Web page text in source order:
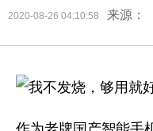
2020-08-26 04:10:58 来源：